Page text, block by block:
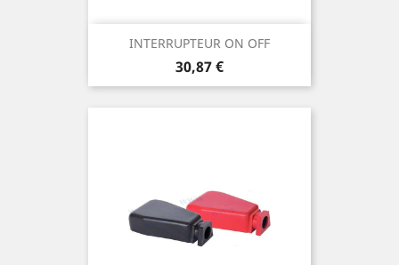
INTERRUPTEUR ON OFF
Prix
30,87 €